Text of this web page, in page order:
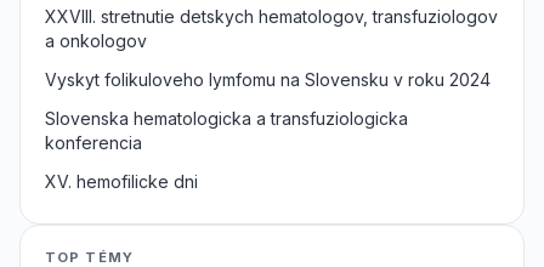
XXVIII. stretnutie detskych hematologov, transfuziologov
a onkologov
Vyskyt folikuloveho lymfomu na Slovensku v roku 2024
Slovenska hematologicka a transfuziologicka
konferencia
XV. hemofilicke dni
TOP TÉMY